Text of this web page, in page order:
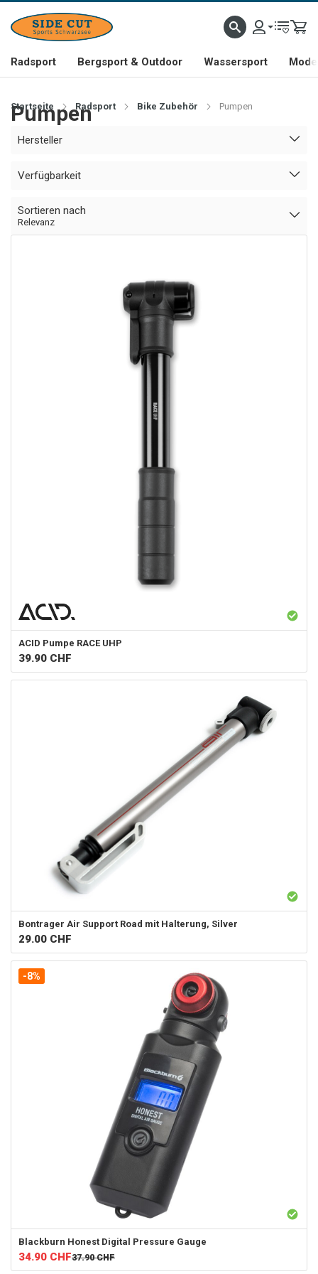
Radsport Bergsport & Outdoor Wassersport
Startseite Radsport Bike Zubehör Pumpen
Pumpen
Hersteller
Verfügbarkeit
Sortieren nach
Relevanz
ACID Pumpe RACE UHP
39.90 CHF
Bontrager Air Support Road mit Halterung, Silver
29.00 CHF
-8%
Blackburn Honest Digital Pressure Gauge
34.90 CHF37.90 CHF